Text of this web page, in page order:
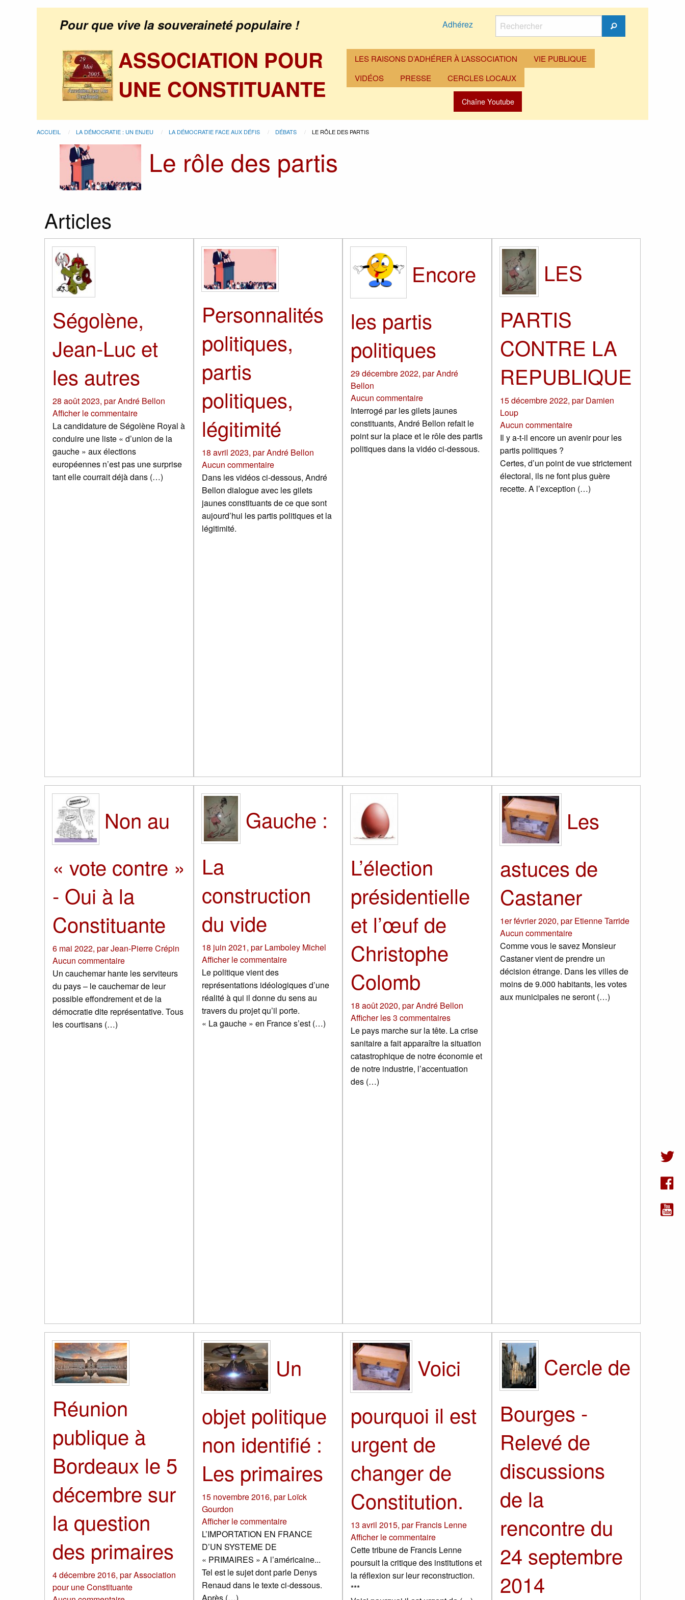
Pour que vive la souveraineté populaire ! Adhérez
Rechercher
Rechercher
ASSOCIATION POUR
UNE CONSTITUANTE
LES RAISONS D’ADHÉRER À L’ASSOCIATION
VIE PUBLIQUE
VIDÉOS
PRESSE CERCLES LOCAUX
Chaîne Youtube
ACCUEIL LA DÉMOCRATIE : UN ENJEU LA DÉMOCRATIE FACE AUX DÉFIS DÉBATS LE RÔLE DES PARTIS
Le rôle des partis
Articles
Ségolène,
Jean-Luc et
les autres
28 août 2023, parAndré Bellon
Afficher le commentaire
La candidature de Ségolène Royal à
conduire une liste « d’union de la
gauche » aux élections
européennes n’est pas une surprise
tant elle courrait déjà dans (…)
Personnalités
politiques,
partis
politiques,
légitimité
18 avril 2023, parAndré Bellon
Aucun commentaire
Dans les vidéos ci-dessous, André
Bellon dialogue avec les gilets
jaunes constituants de ce que sont
aujourd’hui les partis politiques et la
légitimité.
Encore
les partis
politiques
29 décembre 2022, parAndré
Bellon
Aucun commentaire
Interrogé par les gilets jaunes
constituants, André Bellon refait le
point sur la place et le rôle des partis
politiques dans la vidéo ci-dessous.
LES
PARTIS
CONTRE LA
REPUBLIQUE
15 décembre 2022, parDamien
Loup
Aucun commentaire
Il y a-t-il encore un avenir pour les
partis politiques ?
Certes, d’un point de vue strictement
électoral, ils ne font plus guère
recette. A l’exception (…)
Non au
« vote contre »
- Oui à la
Constituante
6 mai 2022, parJean-Pierre Crépin
Aucun commentaire
Un cauchemar hante les serviteurs
du pays – le cauchemar de leur
possible effondrement et de la
démocratie dite représentative. Tous
les courtisans (…)
Gauche :
La
construction
du vide
18 juin 2021, parLamboley Michel
Afficher le commentaire
Le politique vient des
représentations idéologiques d’une
réalité à qui il donne du sens au
travers du projet qu’il porte.
« La gauche » en France s’est (…)
L’élection
présidentielle
et l’œuf de
Christophe
Colomb
18 août 2020, parAndré Bellon
Afficher les 3 commentaires
Le pays marche sur la tête. La crise
sanitaire a fait apparaître la situation
catastrophique de notre économie et
de notre industrie, l’accentuation
des (…)
Les
astuces de
Castaner
1er février 2020, parEtienne Tarride
Aucun commentaire
Comme vous le savez Monsieur
Castaner vient de prendre un
décision étrange. Dans les villes de
moins de 9.000 habitants, les votes
aux municipales ne seront (…)
Réunion
publique à
Bordeaux le 5
décembre sur
la question
des primaires
4 décembre 2016, parAssociation
pour une Constituante
Un
objet politique
non identifié :
Les primaires
15 novembre 2016, parLoïck
Gourdon
Afficher le commentaire
L’IMPORTATION EN FRANCE
D’UN SYSTEME DE
« PRIMAIRES » A l’américaine...
Tel est le sujet dont parle Denys
Renaud dans le texte ci-dessous.
Après (…)
Voici
pourquoi il est
urgent de
changer de
Constitution.
13 avril 2015, parFrancis Lenne
Afficher le commentaire
Cette tribune de Francis Lenne
poursuit la critique des institutions et
la réflexion sur leur reconstruction.
***
Cercle de
Bourges -
Relevé de
discussions
de la
rencontre du
24 septembre
2014